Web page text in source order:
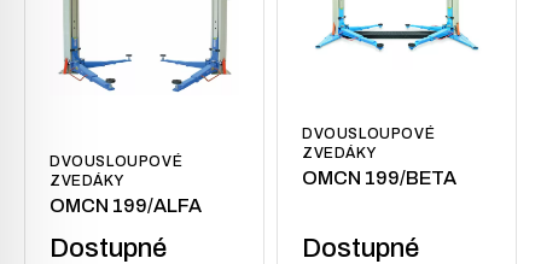
DVOUSLOUPOVÉ
ZVEDÁKY
OMCN 199/ALFA
Dostupné
DVOUSLOUPOVÉ
ZVEDÁKY
OMCN 199/BETA
Dostupné